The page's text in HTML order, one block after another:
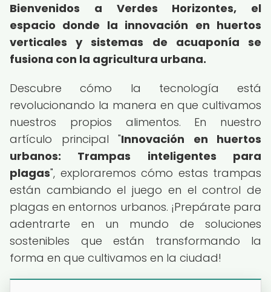
Bienvenidos a Verdes Horizontes, el
espacio donde la innovación en huertos
verticales y sistemas de acuaponía se
fusiona con la agricultura urbana.
Descubre cómo la tecnología está
revolucionando la manera en que cultivamos
nuestros propios alimentos. En nuestro
artículo principal "Innovación en huertos
urbanos: Trampas inteligentes para
plagas", exploraremos cómo estas trampas
están cambiando el juego en el control de
plagas en entornos urbanos. ¡Prepárate para
adentrarte en un mundo de soluciones
sostenibles que están transformando la
forma en que cultivamos en la ciudad!